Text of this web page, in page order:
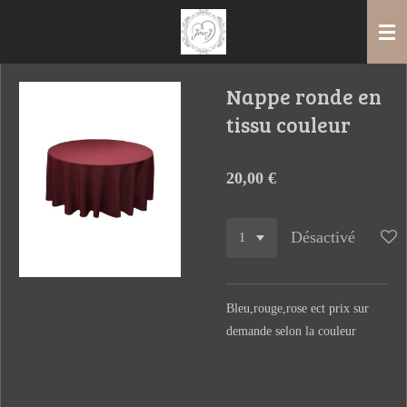
contenu
Nappe ronde en
tissu couleur
20,00 €
Désactivé
Bleu,rouge,rose ect prix sur
demande selon la couleur